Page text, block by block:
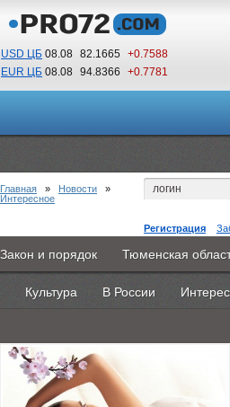
USD ЦБ 08.08 82.1665 +0.7588
EUR ЦБ 08.08 94.8366 +0.7781
00 45
По Гринвичу (GMT +5)
Регистрация
Главная Новости
Каталоги 9PS Прочее
Закон и порядок Тюменская
Культура В России
Главная » Новости »
Интересное
Подробнее про японскую
работает?